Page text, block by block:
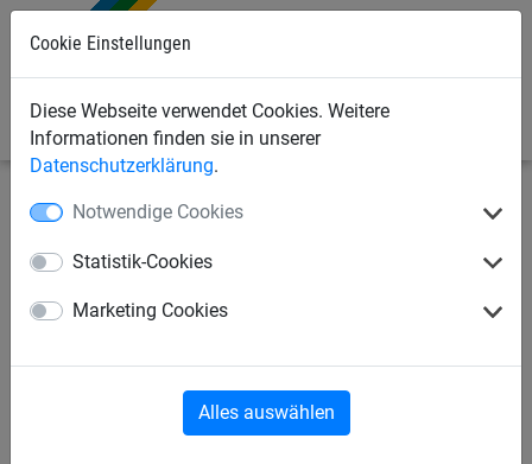
Cookie Einstellungen
Diese Webseite verwendet Cookies. Weitere
Informationen finden sie in unserer
Datenschutzerklärung.
Notwendige Cookies
Statistik-Cookies
Marketing Cookies
Alles auswählen
Seilspielgeräte
Sonnensegel / Sandkasten-Abdeckung
Sonnensegel / Sandkasten-Abdeckung